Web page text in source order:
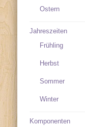
Ostern
Jahreszeiten
Frühling
Herbst
Sommer
Winter
Komponenten